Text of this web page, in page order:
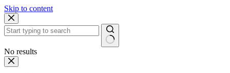
Skip to content
No results